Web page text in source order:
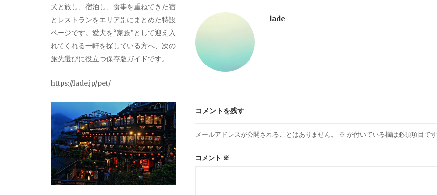
ゲ
ー
シ
ン
lade
コメントを残す
メールアドレスが公開されることはありません。 ※ が付いている欄は必須項目です
コメント ※
犬と旅し、宿泊し、食事を重ねてきた宿
とレストランをエリア別にまとめた特設
ページです。愛犬を“家族”として迎え入
れてくれる一軒を探している方へ、次の
旅先選びに役立つ保存版ガイドです。
https://lade.jp/pet/